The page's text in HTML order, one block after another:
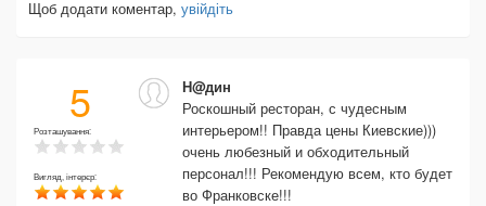
Щоб додати коментар, увійдіть
5
Розташування:
Вигляд, інтерєр:
Н@дин
Роскошный ресторан, с чудесным
интерьером!! Правда цены Киевские)))
очень любезный и обходительный
персонал!!! Рекомендую всем, кто будет
во Франковске!!!